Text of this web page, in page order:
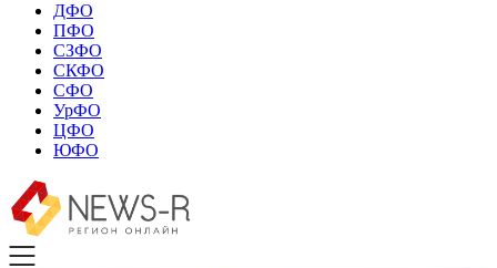
ДФО
ПФО
СЗФО
СКФО
СФО
УрФО
ЦФО
ЮФО